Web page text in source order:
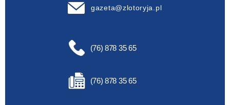
gazeta@zlotoryja.pl
(76) 878 35 65
(76) 878 35 65